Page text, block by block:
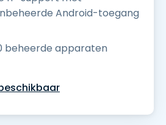
Android-toegang
beheerde apparaten